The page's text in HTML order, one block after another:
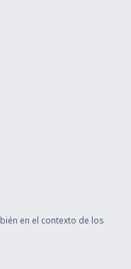
en el contexto de los